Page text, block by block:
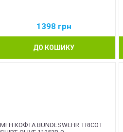
1398 грн
ДО КОШИКУ